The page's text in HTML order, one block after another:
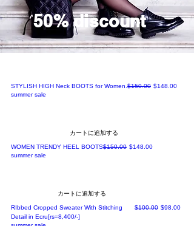
50% discount
STYLISH HIGH Neck BOOTS for Women.通常価格
$150.00 セール価格
$148.00
summer sale
カートに追加する
WOMEN TRENDY HEEL BOOTS通常価格
$150.00 セール価格
$148.00
summer sale
カートに追加する
RIbbed Cropped Sweater With Stitching
Detail in Ecru[rs=8,400/-]
通常価格
$100.00 セール価格
$98.00